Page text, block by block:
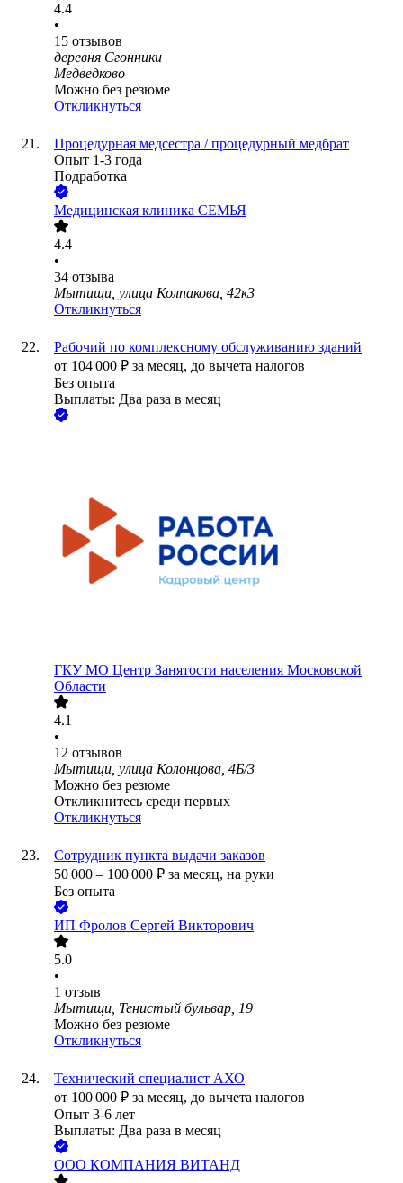
4.4
•
15 отзывов
деревня Сгонники
Медведково
Можно без резюме
Откликнуться
Процедурная медсестра / процедурный медбрат
Опыт 1-3 года
Подработка
Медицинская клиника СЕМЬЯ
4.4
•
34 отзыва
Мытищи, улица Колпакова, 42к3
Откликнуться
Рабочий по комплексному обслуживанию зданий
от 104 000 ₽ за месяц, до вычета налогов
Без опыта
Выплаты: Два раза в месяц
ГКУ МО Центр Занятости населения Московской
Области
4.1
•
12 отзывов
Мытищи, улица Колонцова, 4Б/3
Можно без резюме
Откликнитесь среди первых
Откликнуться
Сотрудник пункта выдачи заказов
50 000 – 100 000 ₽ за месяц, на руки
Без опыта
ИП Фролов Сергей Викторович
5.0
•
1 отзыв
Мытищи, Тенистый бульвар, 19
Можно без резюме
Откликнуться
Технический специалист АХО
от 100 000 ₽ за месяц, до вычета налогов
Опыт 3-6 лет
Выплаты: Два раза в месяц
ООО КОМПАНИЯ ВИТАНД